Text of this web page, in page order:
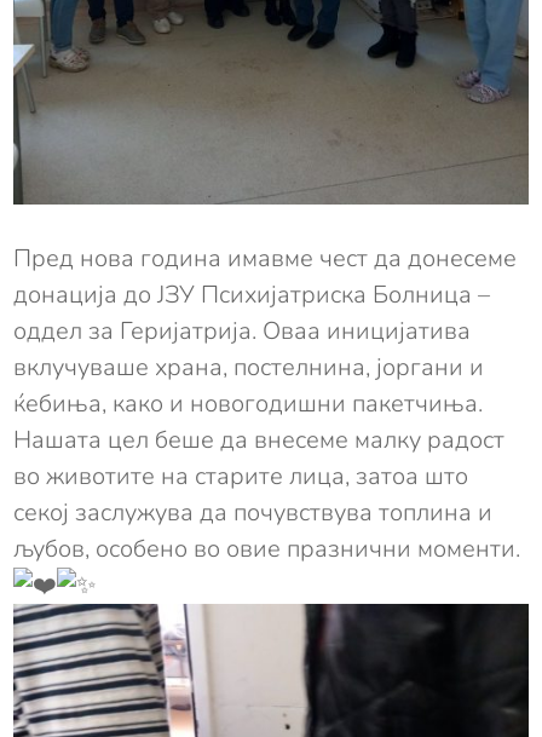
Пред нова година имавме чест да донесеме
донација до ЈЗУ Психијатриска Болница –
оддел за Геријатрија. Оваа иницијатива
вклучуваше храна, постелнина, јоргани и
ќебиња, како и новогодишни пакетчиња.
Нашата цел беше да внесеме малку радост
во животите на старите лица, затоа што
секој заслужува да почувствува топлина и
љубов, особено во овие празнични моменти.